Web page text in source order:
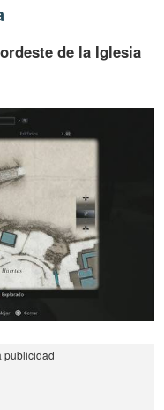
de la Iglesia